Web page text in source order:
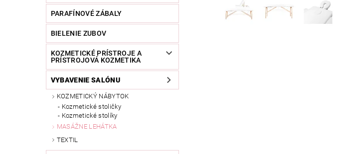
PARAFÍNOVÉ ZÁBALY
BIELENIE ZUBOV
KOZMETICKÉ PRÍSTROJE A
PRÍSTROJOVÁ KOZMETIKA
VYBAVENIE SALÓNU
KOZMETICKÝ NÁBYTOK
Kozmetické stoličky
Kozmetické stolíky
MASÁŽNE LEHÁTKA
TEXTIL